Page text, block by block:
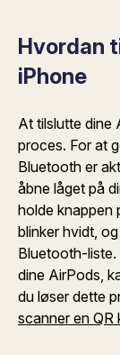
Hvordan
iPhone
At tilslutte dine
proces. For at
Bluetooth er
åbne låget på
holde knappen
blinker hvidt,
Bluetooth-liste.
dine AirPods,
du løser dette
scanner en QR